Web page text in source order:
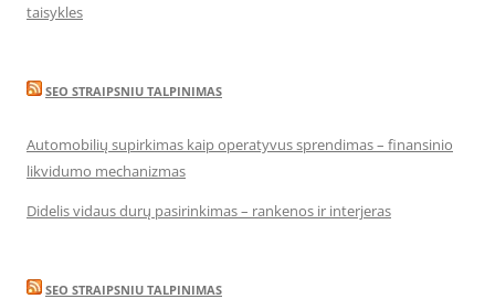
taisykles
SEO STRAIPSNIU TALPINIMAS
Automobilių supirkimas kaip operatyvus sprendimas – finansinio
likvidumo mechanizmas
Didelis vidaus durų pasirinkimas – rankenos ir interjeras
SEO STRAIPSNIU TALPINIMAS